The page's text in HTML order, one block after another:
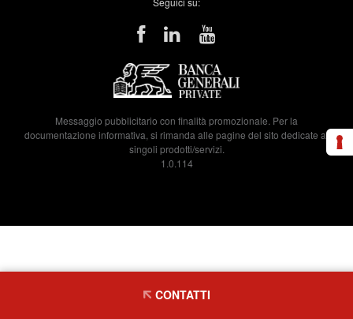
Messaggio pubblicitario con finalità promozionale. Per la
documentazione informativa, si rimanda alle pagine del sito dedicate ai
singoli prodotti/servizi.
1.0.114
CONTATTI